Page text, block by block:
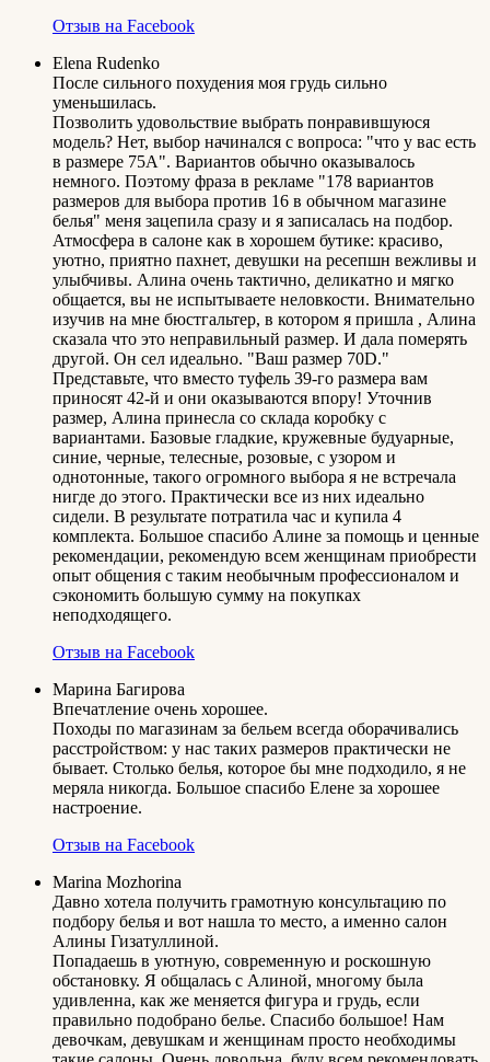
Отзыв на Facebook
Elena Rudenko
После сильного похудения моя грудь сильно
уменьшилась.
Позволить удовольствие выбрать понравившуюся
модель? Нет, выбор начинался с вопроса: "что у вас есть
в размере 75А". Вариантов обычно оказывалось
немного. Поэтому фраза в рекламе "178 вариантов
размеров для выбора против 16 в обычном магазине
белья" меня зацепила сразу и я записалась на подбор.
Атмосфера в салоне как в хорошем бутике: красиво,
уютно, приятно пахнет, девушки на ресепшн вежливы и
улыбчивы. Алина очень тактично, деликатно и мягко
общается, вы не испытываете неловкости. Внимательно
изучив на мне бюстгальтер, в котором я пришла , Алина
сказала что это неправильный размер. И дала померять
другой. Он сел идеально. "Ваш размер 70D."
Представьте, что вместо туфель 39-го размера вам
приносят 42-й и они оказываются впору! Уточнив
размер, Алина принесла со склада коробку с
вариантами. Базовые гладкие, кружевные будуарные,
синие, черные, телесные, розовые, с узором и
однотонные, такого огромного выбора я не встречала
нигде до этого. Практически все из них идеально
сидели. В результате потратила час и купила 4
комплекта. Большое спасибо Алине за помощь и ценные
рекомендации, рекомендую всем женщинам приобрести
опыт общения с таким необычным профессионалом и
сэкономить большую сумму на покупках
неподходящего.
Отзыв на Facebook
Марина Багирова
Впечатление очень хорошее.
Походы по магазинам за бельем всегда оборачивались
расстройством: у нас таких размеров практически не
бывает. Столько белья, которое бы мне подходило, я не
меряла никогда. Большое спасибо Елене за хорошее
настроение.
Отзыв на Facebook
Marina Mozhorina
Давно хотела получить грамотную консультацию по
подбору белья и вот нашла то место, а именно салон
Алины Гизатуллиной.
Попадаешь в уютную, современную и роскошную
обстановку. Я общалась с Алиной, многому была
удивленна, как же меняется фигура и грудь, если
правильно подобрано белье. Спасибо большое! Нам
девочкам, девушкам и женщинам просто необходимы